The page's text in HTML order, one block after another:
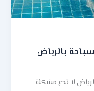
بالرياض
لا تدع مشكلة